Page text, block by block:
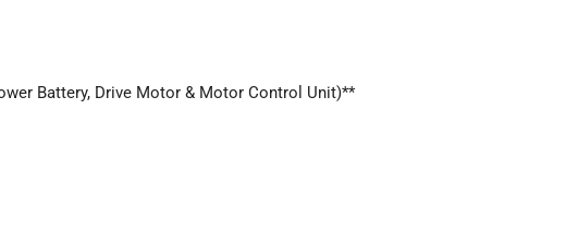
Battery, Drive Motor & Motor Control Unit)**